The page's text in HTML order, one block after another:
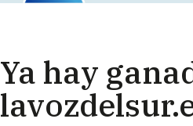
Ya hay